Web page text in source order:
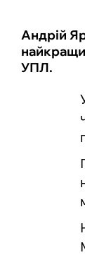
Андрій
УПЛ.